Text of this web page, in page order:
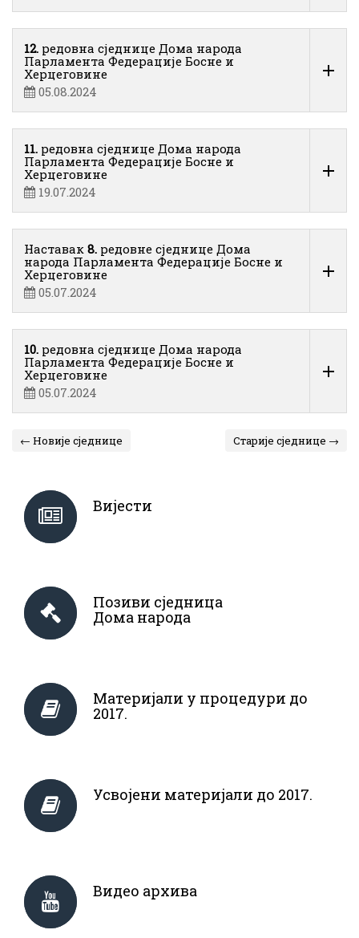
12. редовна сједнице Дома народа
Парламента Федерације Босне и
Херцеговине
05.08.2024
11. редовна сједнице Дома народа
Парламента Федерације Босне и
Херцеговине
19.07.2024
Наставак 8. редовне сједнице Дома
народа Парламента Федерације Босне и
Херцеговине
05.07.2024
10. редовна сједнице Дома народа
Парламента Федерације Босне и
Херцеговине
05.07.2024
← Новије сједнице Старије сједнице →
Вијести
Позиви сједница
Дома народа
Материјали у процедури до
2017.
Усвојени материјали до 2017.
Видео архива